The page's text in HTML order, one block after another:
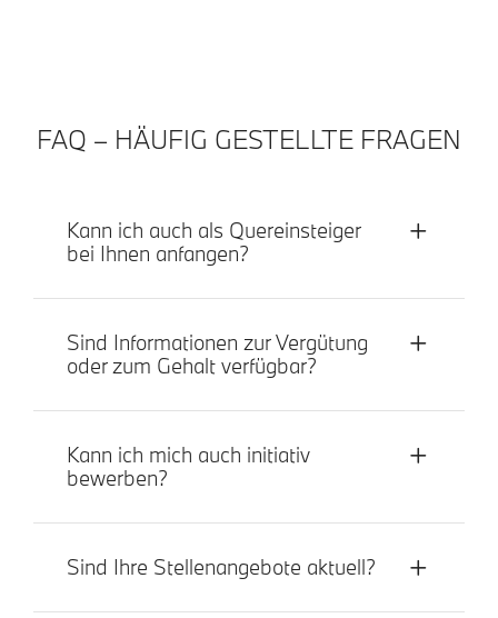
FAQ – HÄUFIG GESTELLTE FRAGEN
Kann ich auch als Quereinsteiger
bei Ihnen anfangen?
Sind Informationen zur Vergütung
oder zum Gehalt verfügbar?
Kann ich mich auch initiativ
bewerben?
Sind Ihre Stellenangebote aktuell?